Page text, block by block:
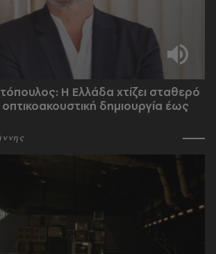
Η Ελλάδα χτίζει σταθερό
οπτικοακουστική δημιουργία έως